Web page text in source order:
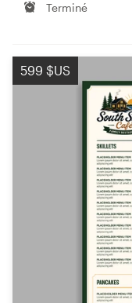
Terminé
599 $US